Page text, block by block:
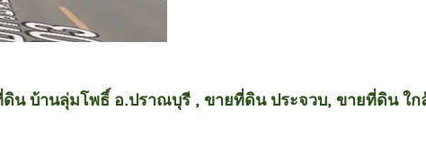
บ้านลุ่มโพธิ์ อ.ปราณบุรี , ขายที่ดิน ประจวบ, ขายที่ดิน ใ